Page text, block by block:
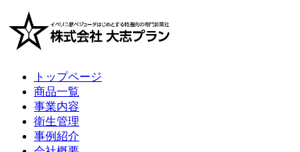
トップページ
商品一覧
事業内容
衛生管理
事例紹介